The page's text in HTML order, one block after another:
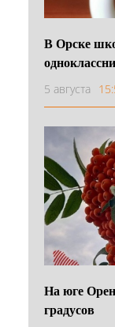
В Орске
5 августа
На юге
градусов